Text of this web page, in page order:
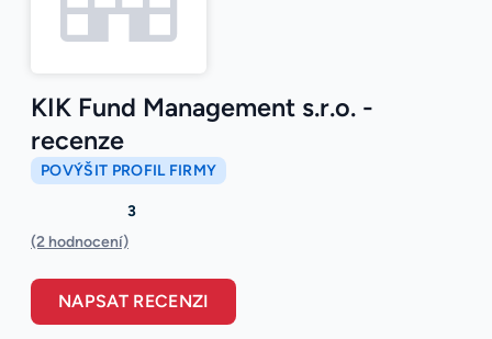
KIK Fund Management s.r.o. -
recenze
POVÝŠIT PROFIL FIRMY
3
(2 hodnocení)
NAPSAT RECENZI